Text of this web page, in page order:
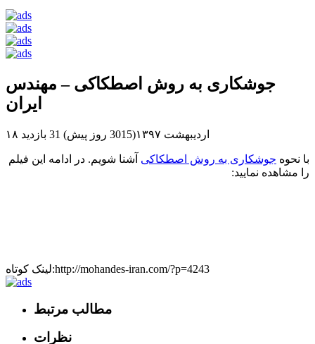
جوشکاری به روش اصطکاکی – مهندس
ایران
۱۸ اردیبهشت ۱۳۹۷(3015 روز پیش) 31 بازدید
با نحوه جوشکاری به روش اصطکاکی آشنا شویم. در ادامه این فیلم
را مشاهده نمایید:
لینک کوتاه:http://mohandes-iran.com/?p=4243
مطالب مرتبط
نظرات